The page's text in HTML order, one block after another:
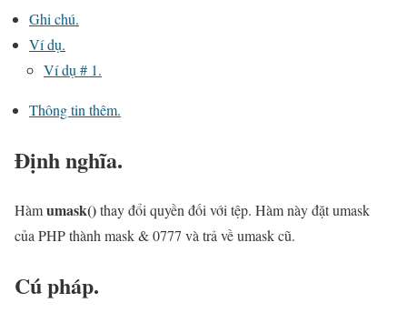
Ghi chú.
Ví dụ.
Ví dụ # 1.
Thông tin thêm.
Định nghĩa.
Hàmumask()thay đổi quyền đối với tệp. Hàm này đặt umask
của PHP thành mask & 0777 và trả về umask cũ.
Cú pháp.